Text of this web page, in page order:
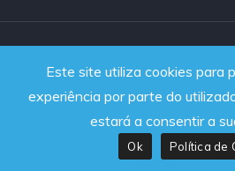
Powered by
Este site utiliza cookies para
experiência por parte do
estará a consentir a
Ok Política de